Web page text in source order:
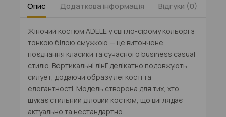
Опис Додаткова інформація Відгуки (0)
Жіночий костюм ADELE у світло-сірому кольорі з
тонкою білою смужкою — це витончене
поєднання класики та сучасного business casual
стилю. Вертикальні лінії делікатно подовжують
силует, додаючи образу легкості та
елегантності. Модель створена для тих, хто
шукає стильний діловий костюм, що виглядає
актуально та нестандартно.